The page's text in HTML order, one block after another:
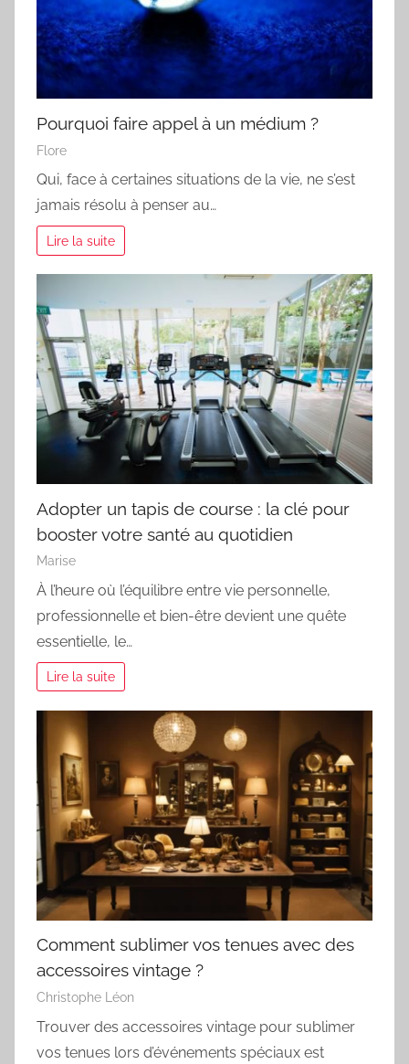
Pourquoi faire appel à un médium ?
Flore
Qui, face à certaines situations de la vie, ne s’est
jamais résolu à penser au…
Lire la suite
Adopter un tapis de course : la clé pour
booster votre santé au quotidien
Marise
À l’heure où l’équilibre entre vie personnelle,
professionnelle et bien-être devient une quête
essentielle, le…
Lire la suite
Comment sublimer vos tenues avec des
accessoires vintage ?
Christophe Léon
Trouver des accessoires vintage pour sublimer
vos tenues lors d’événements spéciaux est